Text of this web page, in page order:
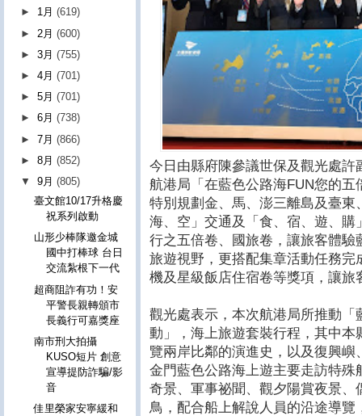
今日由縣府陳參議世保及觀光處
航港局「在藍色公路海FUN您的
特別規劃金、馬、澎三離島及臺
海、空」交通及「食、宿、遊、
行之五倍卷、國旅卷，讓旅客體
旅遊視野，更搭配集章活動任務完
機及星級飯店住宿卷等獎項，讓旅
觀光處表示，本次航港局所推動
動」，海上旅遊套裝行程，其中
覽兩岸比鄰的演進史，以及復興
金門藍色公路海上遊主要走訪特
奇景、軍事祕聞、觀夕陽賞夜景
鳥，配合船上解說人員的沿途導
► 1月(619)
► 2月(600)
►3月(755)
►4月(701)
►5月(701)
►6月(738)
►7月(866)
►8月(852)
▼9月(805)
臺文館10/17升格慶
祝系列啟動
山形少棒隊邀金城
國中打棒球 台日
交流紮根下一代
超商阻詐有功！安
平警長親轉頒市
長義行可嘉獎座
南市刑大拍攝
KUSO短片 創意
宣導提防詐騙/影
音
佳里榮家安寧緩和